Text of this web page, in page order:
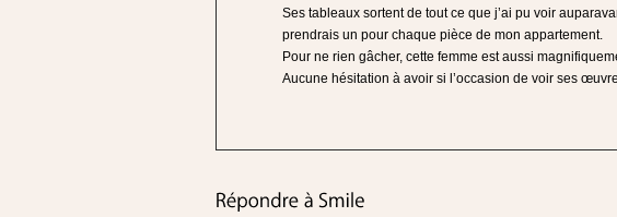
Ses tableaux sortent de tout ce que j’ai pu voir
prendrais un pour chaque pièce de mon appartement.
Pour ne rien gâcher, cette femme est aussi
Aucune hésitation à avoir si l’occasion de voir ses